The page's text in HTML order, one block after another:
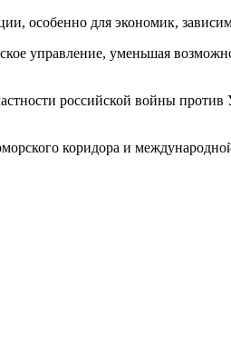
особенно для экономик,
управление, уменьшая
российской войны
коридора и